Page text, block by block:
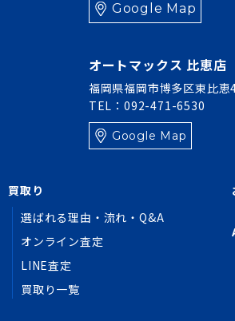
Google Map
オートマックス 比恵店
福岡県福岡市博多区東比
TEL：092-471-6530
Google Map
買取り
選ばれる理由・流れ・Q&A
オンライン査定
LINE査定
買取り一覧